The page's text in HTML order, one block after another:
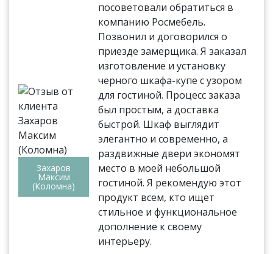
Захаров
Максим
(Коломна)
посоветовали обратиться в
компанию Росмебель.
Позвонил и договорился о
приезде замерщика. Я заказал
изготовление и установку
черного шкафа-купе с узором
для гостиной. Процесс заказа
был простым, а доставка
быстрой. Шкаф выглядит
элегантно и современно, а
раздвижные двери экономят
место в моей небольшой
гостиной. Я рекомендую этот
продукт всем, кто ищет
стильное и функциональное
дополнение к своему
интерьеру.